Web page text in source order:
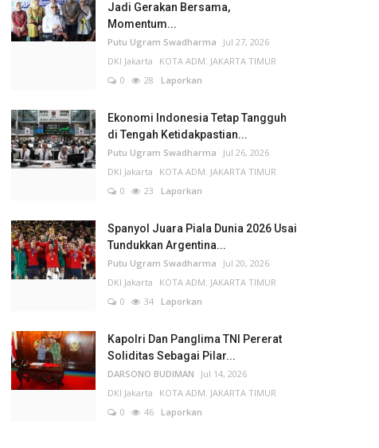
Jadi Gerakan Bersama,
Momentum...
Putu Ugram Swadharma
Jul 27, 2026
DKI Jakarta
KOTA ADM. JAKARTA TIMUR
0
28 Laporkan
Ekonomi Indonesia Tetap Tangguh
di Tengah Ketidakpastian...
Putu Ugram Swadharma
Jul 26, 2026
DKI Jakarta
KOTA ADM. JAKARTA TIMUR
0
23 Laporkan
Spanyol Juara Piala Dunia 2026 Usai
Tundukkan Argentina...
Putu Ugram Swadharma
Jul 20, 2026
DKI Jakarta
KOTA ADM. JAKARTA TIMUR
0
34 Laporkan
Kapolri Dan Panglima TNI Pererat
Soliditas Sebagai Pilar...
DARSONO BUDIMAN
Jul 14, 2026
DKI Jakarta
KOTA ADM. JAKARTA TIMUR
0
46 Laporkan